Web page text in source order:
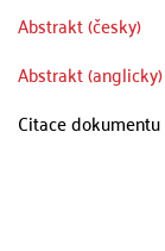
Abstrakt (česky)
Abstrakt (anglicky)
Citace dokumentu